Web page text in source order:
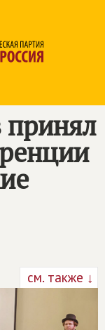
см. также ↓